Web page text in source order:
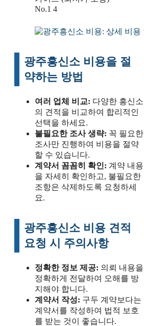
광주흥신소 비용을 절
약하는 방법
여러 업체 비교: 다양한 흥신소
의 견적을 비교하여 합리적인
선택을 하세요.
불필요한 조사 생략: 꼭 필요한
조사만 진행하여 비용을 절약
할 수 있습니다.
계약서 꼼꼼히 확인: 계약 내용
을 자세히 확인하고, 불필요한
조항은 삭제하도록 요청하세
요.
광주흥신소 비용 견적
요청 시 주의사항
정확한 정보 제공: 의뢰 내용을
정확하게 전달하여 오해를 방
지해야 합니다.
계약서 작성: 구두 계약보다는
계약서를 작성하여 법적 보호
를 받는 것이 좋습니다.